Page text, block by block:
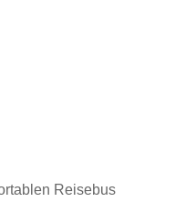
Reisebus